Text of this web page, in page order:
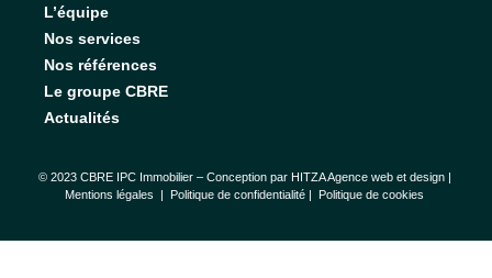
L’équipe
Nos services
Nos références
Le groupe CBRE
Actualités
© 2023 CBRE IPC Immobilier – Conception par HITZA Agence web et design|
Mentions légales | Politique de confidentialité | Politique de cookies